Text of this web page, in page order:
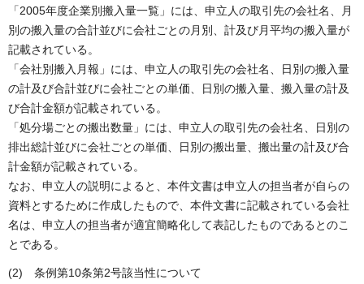
「2005年度企業別搬入量一覧」には、申立人の取引先の会社名、月
別の搬入量の合計並びに会社ごとの月別、計及び月平均の搬入量が
記載されている。
「会社別搬入月報」には、申立人の取引先の会社名、日別の搬入量
の計及び合計並びに会社ごとの単価、日別の搬入量、搬入量の計及
び合計金額が記載されている。
「処分場ごとの搬出数量」には、申立人の取引先の会社名、日別の
排出総計並びに会社ごとの単価、日別の搬出量、搬出量の計及び合
計金額が記載されている。
なお、申立人の説明によると、本件文書は申立人の担当者が自らの
資料とするために作成したもので、本件文書に記載されている会社
名は、申立人の担当者が適宜簡略化して表記したものであるとのこ
とである。
(2) 条例第10条第2号該当性について